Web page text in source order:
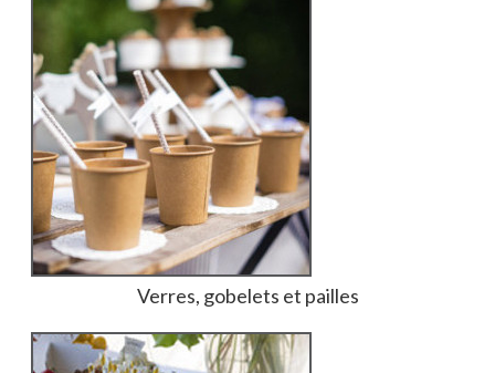
Verres, gobelets et pailles